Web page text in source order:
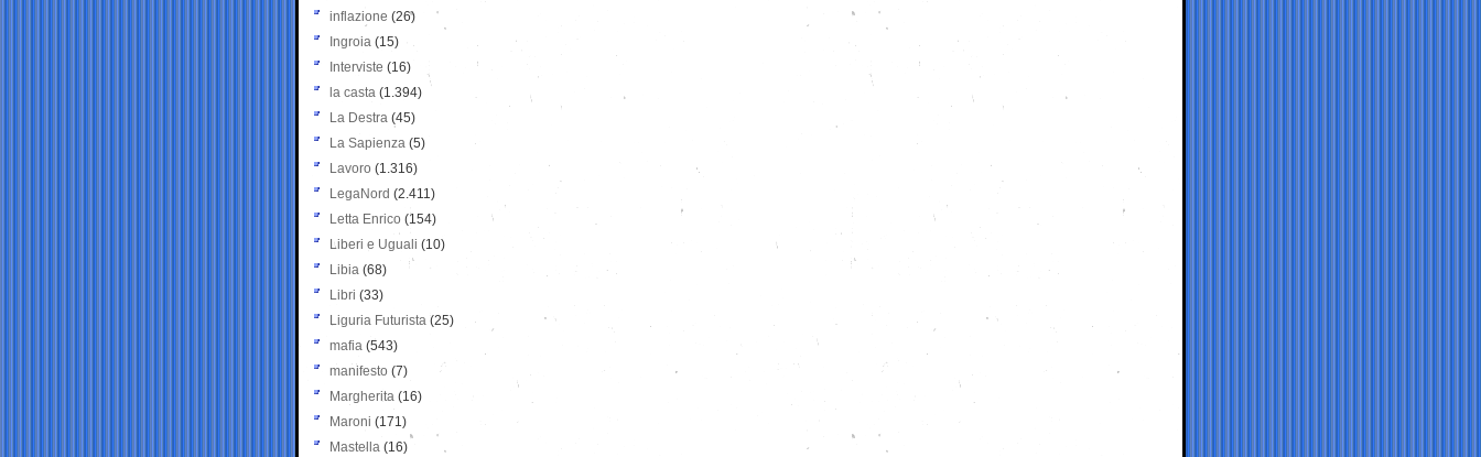
inflazione (26)
Ingroia (15)
Interviste (16)
la casta (1.394)
La Destra (45)
La Sapienza (5)
Lavoro (1.316)
LegaNord (2.411)
Letta Enrico (154)
Liberi e Uguali (10)
Libia (68)
Libri (33)
Liguria Futurista (25)
mafia (543)
manifesto (7)
Margherita (16)
Maroni (171)
Mastella (16)